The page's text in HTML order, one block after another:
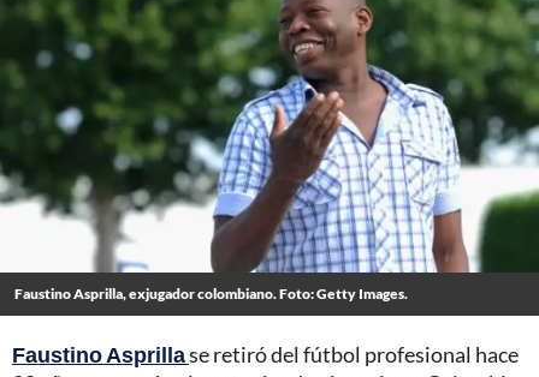
Faustino Asprilla, exjugador colombiano. Foto: Getty Images.
Faustino Asprillase retiró del fútbol profesional hace